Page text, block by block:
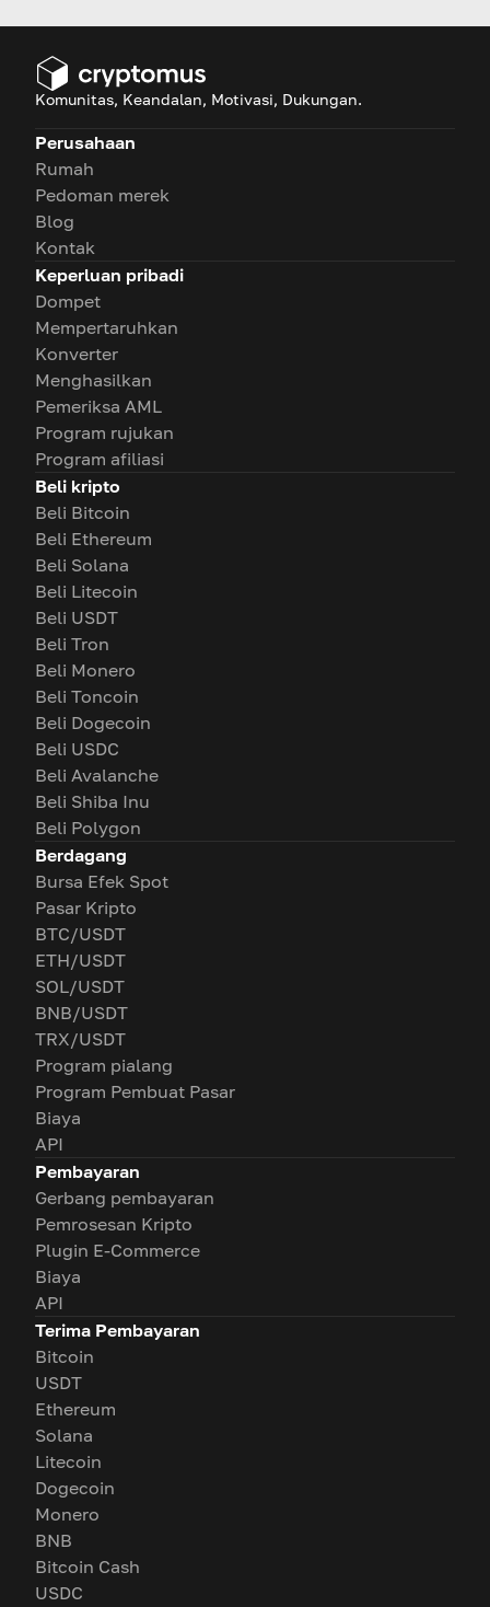
terakhir akan di-mining.
Komunitas, Keandalan, Motivasi, Dukungan.
Perusahaan
Rumah
Pedoman merek
Blog
Kontak
Keperluan pribadi
Dompet
Mempertaruhkan
Konverter
Menghasilkan
Pemeriksa AML
Program rujukan
Program afiliasi
Beli kripto
Beli Bitcoin
Beli Ethereum
Beli Solana
Beli Litecoin
Beli USDT
Beli Tron
Beli Monero
Beli Toncoin
Beli Dogecoin
Beli USDC
Beli Avalanche
Beli Shiba Inu
Beli Polygon
Berdagang
Bursa Efek Spot
Pasar Kripto
BTC/USDT
ETH/USDT
SOL/USDT
BNB/USDT
TRX/USDT
Program pialang
Program Pembuat Pasar
Biaya
API
Pembayaran
Gerbang pembayaran
Pemrosesan Kripto
Plugin E-Commerce
Biaya
API
Terima Pembayaran
Bitcoin
USDT
Ethereum
Solana
Litecoin
Dogecoin
Monero
BNB
Bitcoin Cash
USDC